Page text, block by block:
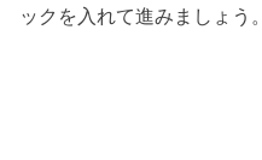
ックを入れて進みましょう。